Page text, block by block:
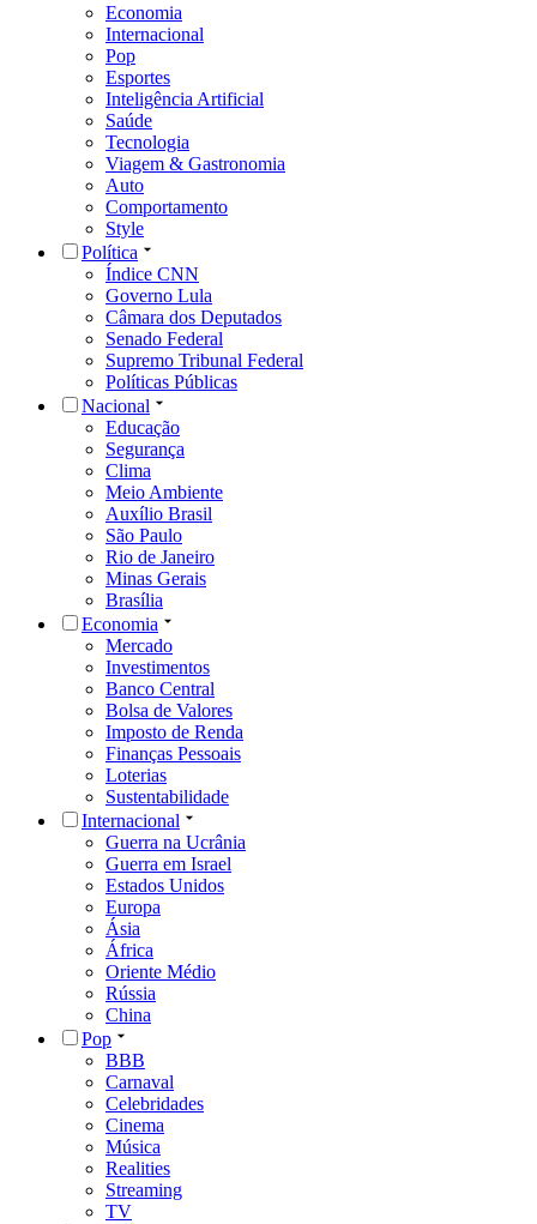
Economia
Internacional
Pop
Esportes
Inteligência Artificial
Saúde
Tecnologia
Viagem & Gastronomia
Auto
Comportamento
Style
Política
Índice CNN
Governo Lula
Câmara dos Deputados
Senado Federal
Supremo Tribunal Federal
Políticas Públicas
Nacional
Educação
Segurança
Clima
Meio Ambiente
Auxílio Brasil
São Paulo
Rio de Janeiro
Minas Gerais
Brasília
Economia
Mercado
Investimentos
Banco Central
Bolsa de Valores
Imposto de Renda
Finanças Pessoais
Loterias
Sustentabilidade
Internacional
Guerra na Ucrânia
Guerra em Israel
Estados Unidos
Europa
Ásia
África
Oriente Médio
Rússia
China
Pop
BBB
Carnaval
Celebridades
Cinema
Música
Realities
Streaming
TV